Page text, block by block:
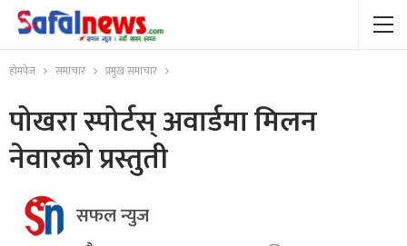
होमपेज समाचार प्रमुख समाचार
पोखरा स्पोर्टस् अवार्डमा मिलन
नेवारको प्रस्तुती
सफल न्युज